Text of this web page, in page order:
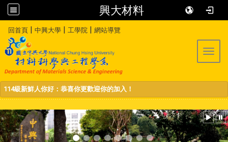
興大材料
回首頁 | 中興大學 | 工學院 | 網站導覽
114級新鮮人你好：恭喜你更歡迎你的加入！